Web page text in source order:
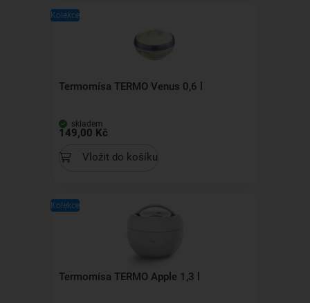
Kolekce
Termomísa TERMO Venus 0,6 l
skladem
149,00 Kč
Vložit do košíku
Kolekce
Termomísa TERMO Apple 1,3 l